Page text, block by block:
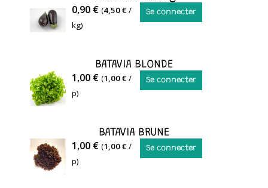
AUBERGINE0,90 € (4,50 €/
kg)
Se connecter
BATAVIA BLONDE
BATAVIA
FEUILLE
DE
1,00 € (1,00 €/
p)
Se connecter
BATAVIA BRUNE
Earl
Billard
1,00 € (1,00 €/
p)
Se connecter